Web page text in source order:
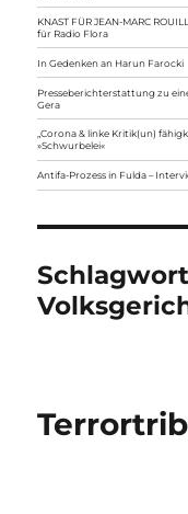
KNAST FÜR JEAN-MARC
für Radio Flora
In Gedenken an Harun Farocki
Presseberichterstattung zu
Gera
„Corona & linke Kritik(un)
»Schwurbelei«
Antifa-Prozess in Fulda –